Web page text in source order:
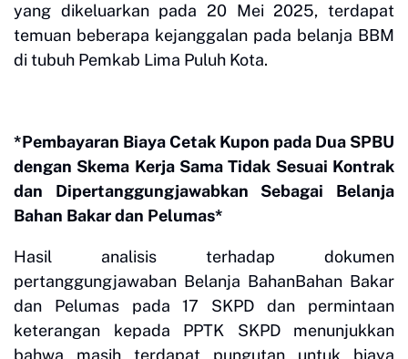
yang dikeluarkan pada 20 Mei 2025, terdapat
temuan beberapa kejanggalan pada belanja BBM
di tubuh Pemkab Lima Puluh Kota.
*Pembayaran Biaya Cetak Kupon pada Dua SPBU
dengan Skema Kerja Sama Tidak Sesuai Kontrak
dan Dipertanggungjawabkan Sebagai Belanja
Bahan Bakar dan Pelumas*
Hasil analisis terhadap dokumen
pertanggungjawaban Belanja BahanBahan Bakar
dan Pelumas pada 17 SKPD dan permintaan
keterangan kepada PPTK SKPD menunjukkan
bahwa masih terdapat pungutan untuk biaya